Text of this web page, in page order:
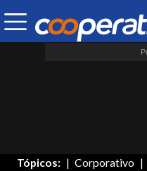
Tópicos: Corporativo